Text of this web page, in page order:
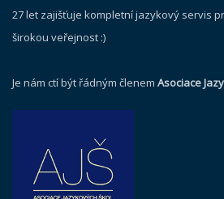
27 let zajišťuje kompletní jazykový servis
širokou veřejnost :)
Je nám ctí být řádným členem Asociace